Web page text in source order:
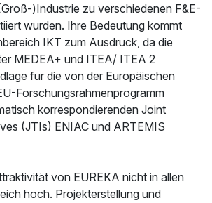
)Industrie zu verschiedenen F&E-
wurden. Ihre Bedeutung kommt
IKT zum Ausdruck, da die
MEDEA+ und ITEA/ ITEA 2
für die von der Europäischen
Forschungsrahmenprogramm
korrespondierenden Joint
(JTIs) ENIAC und ARTEMIS
von EUREKA nicht in allen
hoch. Projekterstellung und